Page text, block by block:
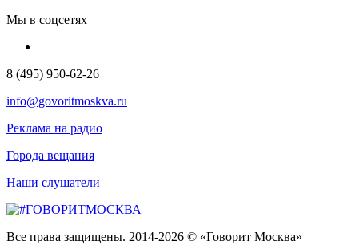
Мы в соцсетях
8 (495) 950-62-26
info@govoritmoskva.ru
Реклама на радио
Города вещания
Наши слушатели
Все права защищены. 2014-2026 © «Говорит Москва»